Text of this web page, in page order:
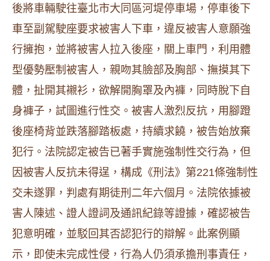
後將車輛駛往臺北市大同區河堤停車場，停車後下
車至副駕駛座要求被害人下車，違反被害人意願強
行擁抱，並將被害人拉入後座，關上車門，利用體
型優勢壓制被害人，親吻其臉部及胸部、撫摸其下
體，扯開其襯衫，欲解開胸罩及內褲，同時脫下自
身褲子，試圖進行性交。被害人激烈反抗，用腳蹬
後座椅背並跌落腳踏板處，持續求饒，被告始放棄
犯行。法院認定被告已著手實施強制性交行為，但
因被害人反抗未得逞，構成《刑法》第221條強制性
交未遂罪，判處有期徒刑二年六個月。法院依據被
害人陳述、證人證詞及通訊紀錄等證據，確認被告
犯意明確，並駁回其否認犯行的辯解。此案例顯
示，即使未完成性侵，行為人仍須承擔刑事責任，